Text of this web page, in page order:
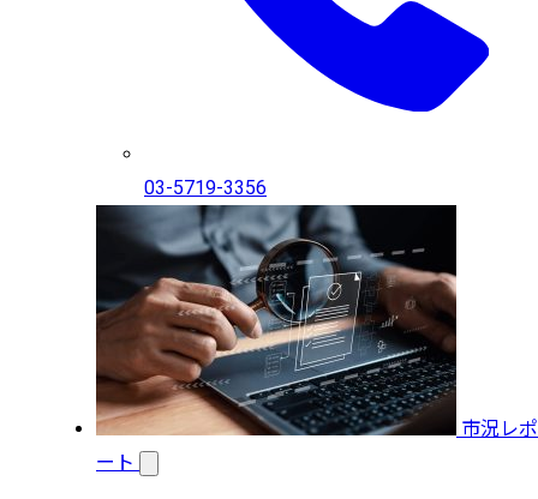
03-5719-3356
市況レポ
ート